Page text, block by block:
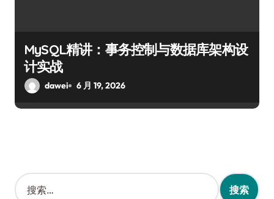
MySQL精讲：事务控制与数据库架构设
计实战
dawei 6 月 19, 2026
搜
索